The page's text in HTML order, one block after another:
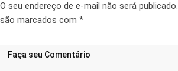
O seu endereço de e-mail não será publicado.
são marcados com *